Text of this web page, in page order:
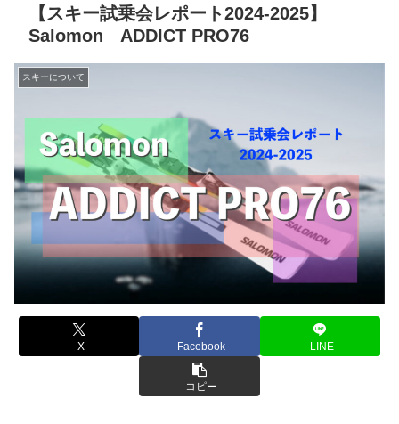
【スキー試乗会レポート2024-2025】
Salomon ADDICT PRO76
スキーについて
X Facebook LINE
コピー